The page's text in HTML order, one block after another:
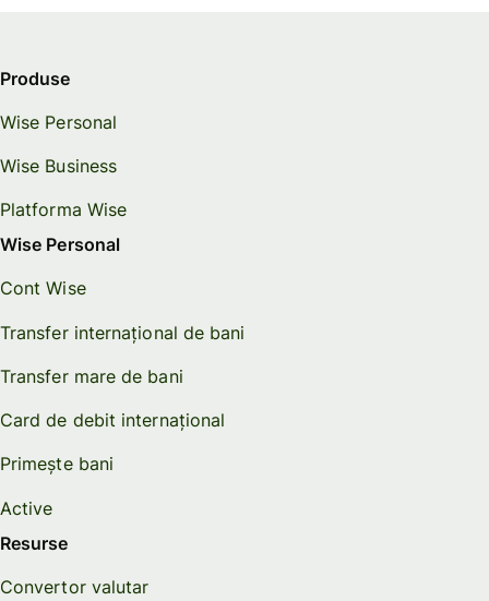
Produse
Wise Personal
Wise Business
Platforma Wise
Wise Personal
Cont Wise
Transfer internațional de bani
Transfer mare de bani
Card de debit internațional
Primește bani
Active
Resurse
Convertor valutar